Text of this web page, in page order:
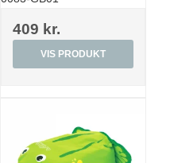
409 kr.
VIS PRODUKT